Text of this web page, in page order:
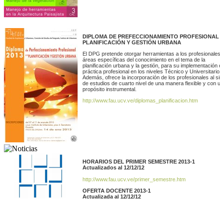
DIPLOMA DE PREFECCIONAMIENTO PROFESIONAL
PLANIFICACIÓN Y GESTIÓN URBANA
El DPG pretende otorgar herramientas a los
áreas específicas del conocimiento en el tema de la
planificación urbana y la gestión, para su implementación
práctica profesional en los niveles Técnico y Universitario.
Además, ofrece la incorporación de los profesionales al
de estudios de cuarto nivel de una manera flexible y con
propósito instrumental.
http://www.fau.ucv.ve/diplomas_planificacion.htm
HORARIOS DEL PRIMER SEMESTRE 2013-1
Actualizados al 12/12/12
http://www.fau.ucv.ve/primer_semestre.htm
OFERTA DOCENTE 2013-1
Actualizada al 12/12/12